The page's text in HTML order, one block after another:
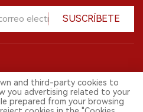
SUSCRÍBETE
Co.,Ltd. Todos los derechos
de la industria,
and third-party cookies to
you advertising related to your
prepared from your browsing